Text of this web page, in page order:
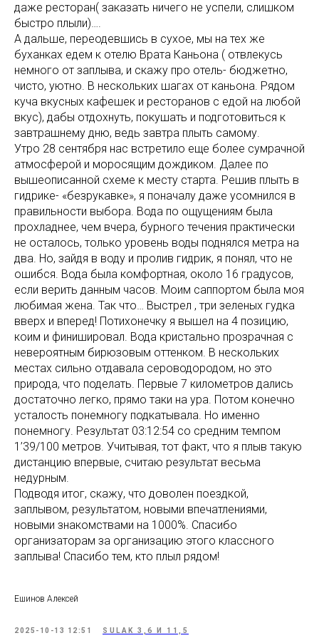
даже ресторан( заказать ничего не успели, слишком
быстро плыли)….
А дальше, переодевшись в сухое, мы на тех же
буханках едем к отелю Врата Каньона ( отвлекусь
немного от заплыва, и скажу про отель- бюджетно,
чисто, уютно. В нескольких шагах от каньона. Рядом
куча вкусных кафешек и ресторанов с едой на любой
вкус), дабы отдохнуть, покушать и подготовиться к
завтрашнему дню, ведь завтра плыть самому.
Утро 28 сентября нас встретило еще более сумрачной
атмосферой и моросящим дождиком. Далее по
вышеописанной схеме к месту старта. Решив плыть в
гидрике- «безрукавке», я поначалу даже усомнился в
правильности выбора. Вода по ощущениям была
прохладнее, чем вчера, бурного течения практически
не осталось, только уровень воды поднялся метра на
два. Но, зайдя в воду и пролив гидрик, я понял, что не
ошибся. Вода была комфортная, около 16 градусов,
если верить данным часов. Моим саппортом была моя
любимая жена. Так что… Выстрел , три зеленых гудка
вверх и вперед! Потихонечку я вышел на 4 позицию,
коим и финишировал. Вода кристально прозрачная с
невероятным бирюзовым оттенком. В нескольких
местах сильно отдавала сероводородом, но это
природа, что поделать. Первые 7 километров дались
достаточно легко, прямо таки на ура. Потом конечно
усталость понемногу подкатывала. Но именно
понемногу. Результат 03:12:54 со средним темпом
1’39/100 метров. Учитывая, тот факт, что я плыв такую
дистанцию впервые, считаю результат весьма
недурным.
Подводя итог, скажу, что доволен поездкой,
заплывом, результатом, новыми впечатлениями,
новыми знакомствами на 1000%. Спасибо
организаторам за организацию этого классного
заплыва! Спасибо тем, кто плыл рядом!
Ешинов Алексей
2025-10-13 12:51 SULAK 3,6 И 11,5